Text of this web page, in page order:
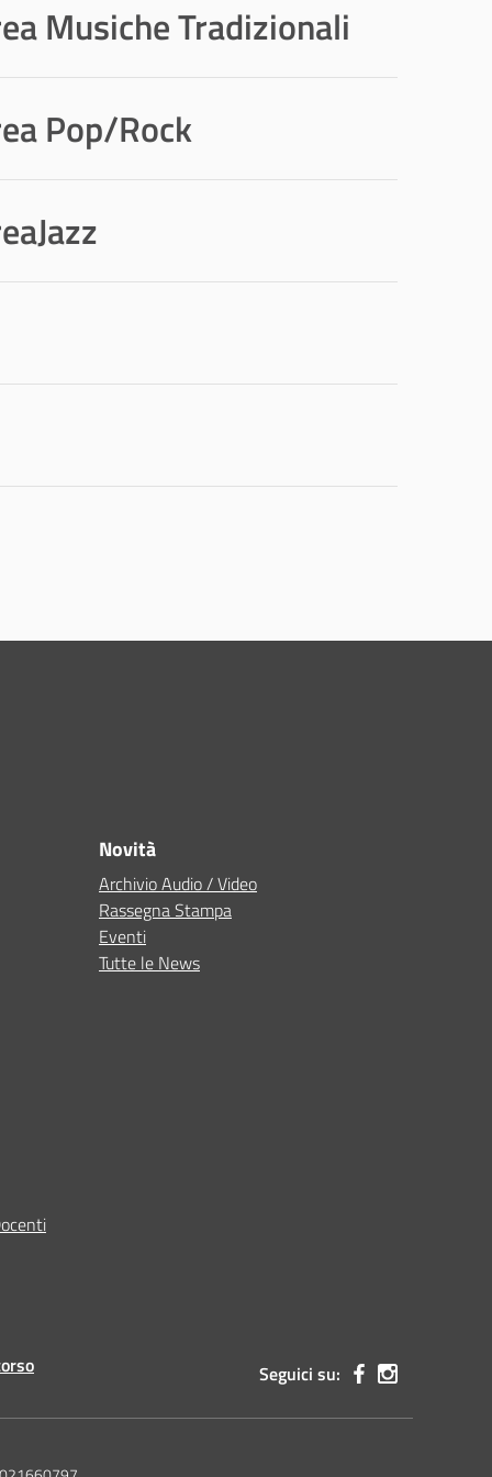
Musiche Tradizionali
Pop/Rock
Novità
Archivio Audio / Video
Rassegna Stampa
Eventi
Tutte le News
Seguici su: